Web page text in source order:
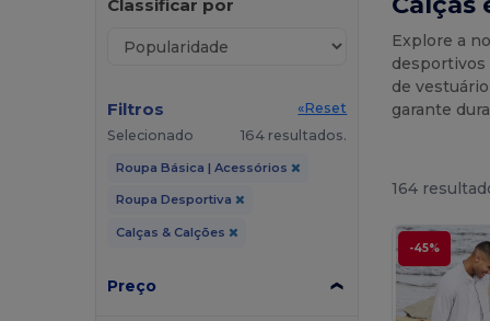
Classificar por
Filtros
«Reset
Selecionado
164 resultados.
Roupa Básica | Acessórios
Roupa Desportiva
Calças & Calções
Preço
Explore a
desportivos
de
garante
164
-45%